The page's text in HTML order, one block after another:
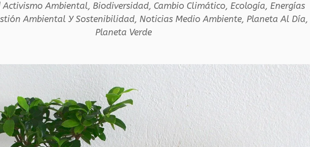
Activismo Ambiental, Biodiversidad, Cambio Climático, Ecología, Energías
Ambiental Y Sostenibilidad,Noticias Medio Ambiente,Planeta Al Día,
Planeta Verde